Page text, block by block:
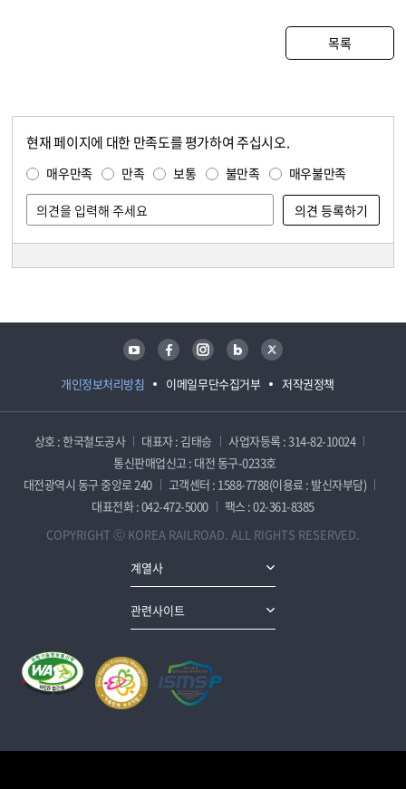
목록
현재 페이지에 대한 만족도를 평가하여 주십시오.
매우만족 만족 보통 불만족 매우불만족
개인정보처리방침 이메일무단수집거부 저작권정책
유튜브 페이스북 인스타그램 블로그 트위터
상호 : 한국철도공사 대표자 : 김태승
사업자등록 : 314-82-10024
통신판매업신고 : 대전 동구-0233호
대전광역시 동구 중앙로 240
고객센터 : 1588-7788(이용료 : 발신자부담)
대표전화 : 042-472-5000
팩스 : 02-361-8385
COPYRIGHT ⓒ KOREA RAILROAD. ALL RIGHTS RESERVED.
계열사
관련사이트